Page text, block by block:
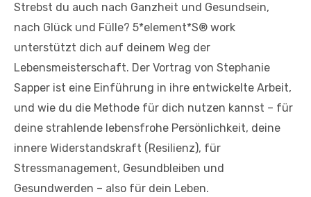
Strebst du auch nach Ganzheit und Gesundsein,
nach Glück und Fülle? 5*element*S® work
unterstützt dich auf deinem Weg der
Lebensmeisterschaft. Der Vortrag von Stephanie
Sapper ist eine Einführung in ihre entwickelte Arbeit,
und wie du die Methode für dich nutzen kannst – für
deine strahlende lebensfrohe Persönlichkeit, deine
innere Widerstandskraft (Resilienz), für
Stressmanagement, Gesundbleiben und
Gesundwerden – also für dein Leben.